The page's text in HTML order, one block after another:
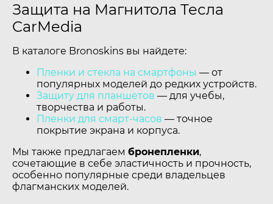
Защита на Магнитола Тесла
CarMedia
В каталоге Bronoskins вы найдете:
Пленки и стекла на смартфоны — от
популярных моделей до редких устройств.
Защиту для планшетов — для учебы,
творчества и работы.
Пленки для смарт-часов — точное
покрытие экрана и корпуса.
Мы также предлагаем бронепленки,
сочетающие в себе эластичность и прочность,
особенно популярные среди владельцев
флагманских моделей.